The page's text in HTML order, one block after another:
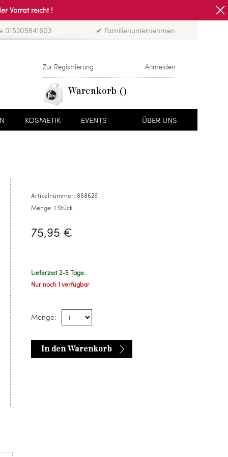
Vorrat reicht !
015205841603 ✔ Familienunternehmen
Zur Registrierung Anmelden
Warenkorb
KOSMETIK EVENTS ÜBER UNS
Artikelnummer: 868626
Menge: 1 Stück
75,95 €
Lieferzeit 2-5 Tage.
Nur noch 1 verfügbar
Menge:
In den Warenkorb